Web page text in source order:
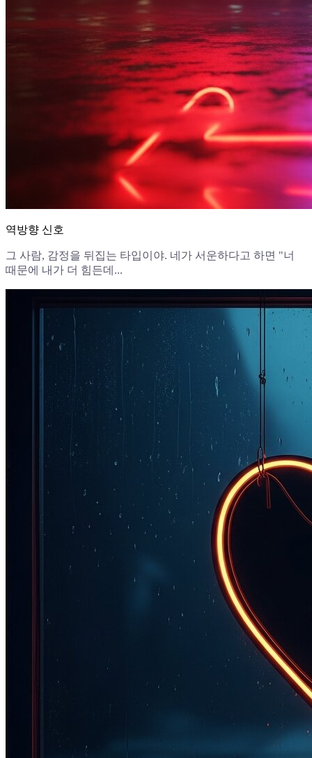
역방향 신호
그 사람, 감정을 뒤집는 타입이야. 네가 서운하다고 하면 "너
때문에 내가 더 힘든데...